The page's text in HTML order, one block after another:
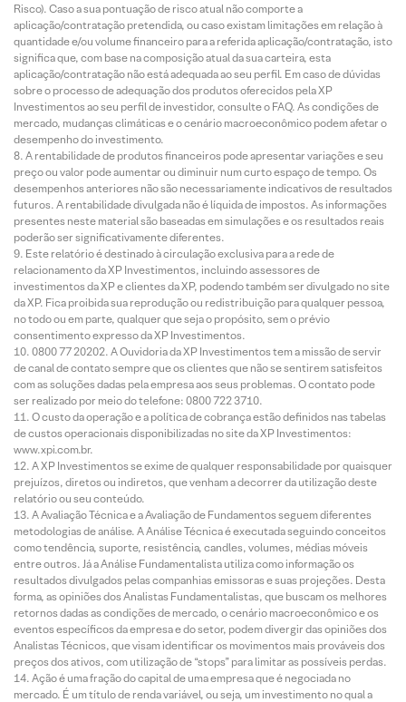
Risco). Caso a sua pontuação de risco atual não comporte a
aplicação/contratação pretendida, ou caso existam limitações em relação à
quantidade e/ou volume financeiro para a referida aplicação/contratação, isto
significa que, com base na composição atual da sua carteira, esta
aplicação/contratação não está adequada ao seu perfil. Em caso de dúvidas
sobre o processo de adequação dos produtos oferecidos pela XP
Investimentos ao seu perfil de investidor, consulte o FAQ. As condições de
mercado, mudanças climáticas e o cenário macroeconômico podem afetar o
desempenho do investimento.
A rentabilidade de produtos financeiros pode apresentar variações e seu
preço ou valor pode aumentar ou diminuir num curto espaço de tempo. Os
desempenhos anteriores não são necessariamente indicativos de resultados
futuros. A rentabilidade divulgada não é líquida de impostos. As informações
presentes neste material são baseadas em simulações e os resultados reais
poderão ser significativamente diferentes.
Este relatório é destinado à circulação exclusiva para a rede de
relacionamento da XP Investimentos, incluindo assessores de
investimentos da XP e clientes da XP, podendo também ser divulgado no site
da XP. Fica proibida sua reprodução ou redistribuição para qualquer pessoa,
no todo ou em parte, qualquer que seja o propósito, sem o prévio
consentimento expresso da XP Investimentos.
0800 77 20202. A Ouvidoria da XP Investimentos tem a missão de servir
de canal de contato sempre que os clientes que não se sentirem satisfeitos
com as soluções dadas pela empresa aos seus problemas. O contato pode
ser realizado por meio do telefone: 0800 722 3710.
O custo da operação e a política de cobrança estão definidos nas tabelas
de custos operacionais disponibilizadas no site da XP Investimentos:
www.xpi.com.br.
A XP Investimentos se exime de qualquer responsabilidade por quaisquer
prejuízos, diretos ou indiretos, que venham a decorrer da utilização deste
relatório ou seu conteúdo.
A Avaliação Técnica e a Avaliação de Fundamentos seguem diferentes
metodologias de análise. A Análise Técnica é executada seguindo conceitos
como tendência, suporte, resistência, candles, volumes, médias móveis
entre outros. Já a Análise Fundamentalista utiliza como informação os
resultados divulgados pelas companhias emissoras e suas projeções. Desta
forma, as opiniões dos Analistas Fundamentalistas, que buscam os melhores
retornos dadas as condições de mercado, o cenário macroeconômico e os
eventos específicos da empresa e do setor, podem divergir das opiniões dos
Analistas Técnicos, que visam identificar os movimentos mais prováveis dos
preços dos ativos, com utilização de “stops” para limitar as possíveis perdas.
Ação é uma fração do capital de uma empresa que é negociada no
mercado. É um título de renda variável, ou seja, um investimento no qual a